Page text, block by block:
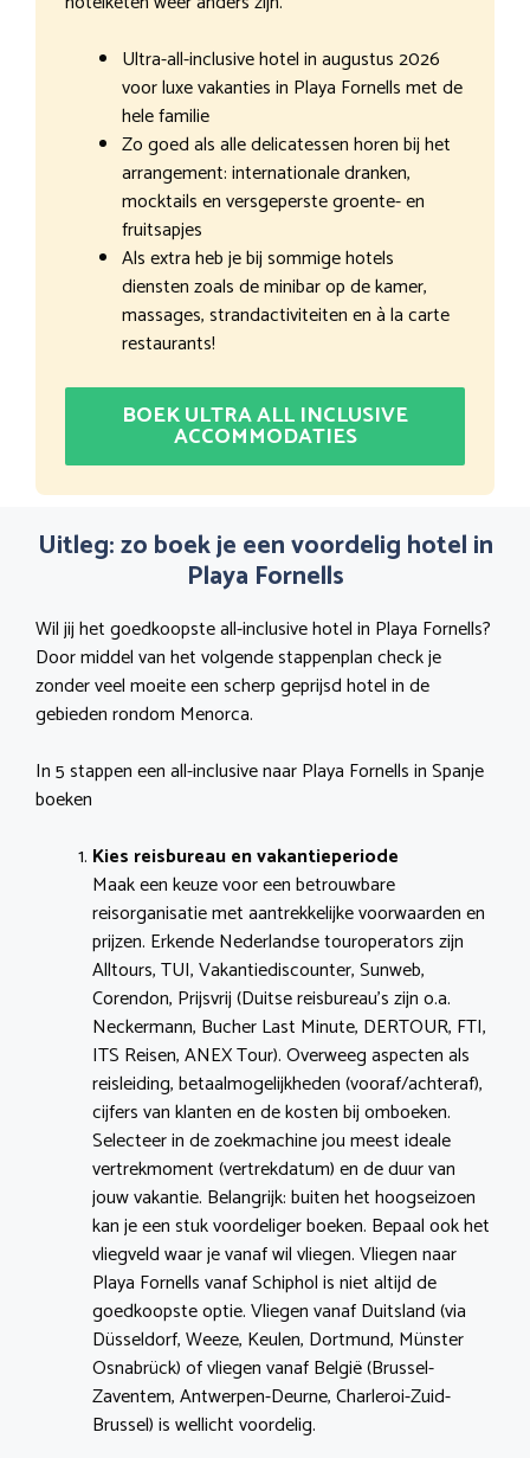
Ultra-all-inclusive hotel in augustus 2026
voor luxe vakanties in Playa Fornells met de
hele familie
Zo goed als alle delicatessen horen bij het
arrangement: internationale dranken,
mocktails en versgeperste groente- en
fruitsapjes
Als extra heb je bij sommige hotels
diensten zoals de minibar op de kamer,
massages, strandactiviteiten en à la carte
restaurants!
BOEK ULTRA ALL INCLUSIVE
ACCOMMODATIES
Uitleg: zo boek je een voordelig hotel in
Playa Fornells
Wil jij het goedkoopste all-inclusive hotel in Playa Fornells?
Door middel van het volgende stappenplan check je
zonder veel moeite een scherp geprijsd hotel in de
gebieden rondom Menorca.
In 5 stappen een all-inclusive naar Playa Fornells in Spanje
boeken
Kies reisbureau en vakantieperiode
Maak een keuze voor een betrouwbare
reisorganisatie met aantrekkelijke voorwaarden en
prijzen. Erkende Nederlandse touroperators zijn
Alltours, TUI, Vakantiediscounter, Sunweb,
Corendon, Prijsvrij (Duitse reisbureau’s zijn o.a.
Neckermann, Bucher Last Minute, DERTOUR, FTI,
ITS Reisen, ANEX Tour). Overweeg aspecten als
reisleiding, betaalmogelijkheden (vooraf/achteraf),
cijfers van klanten en de kosten bij omboeken.
Selecteer in de zoekmachine jou meest ideale
vertrekmoment (vertrekdatum) en de duur van
jouw vakantie. Belangrijk: buiten het hoogseizoen
kan je een stuk voordeliger boeken. Bepaal ook het
vliegveld waar je vanaf wil vliegen. Vliegen naar
Playa Fornells vanaf Schiphol is niet altijd de
goedkoopste optie. Vliegen vanaf Duitsland (via
Düsseldorf, Weeze, Keulen, Dortmund, Münster
Osnabrück) of vliegen vanaf België (Brussel-
Zaventem, Antwerpen-Deurne, Charleroi-Zuid-
Brussel) is wellicht voordelig.